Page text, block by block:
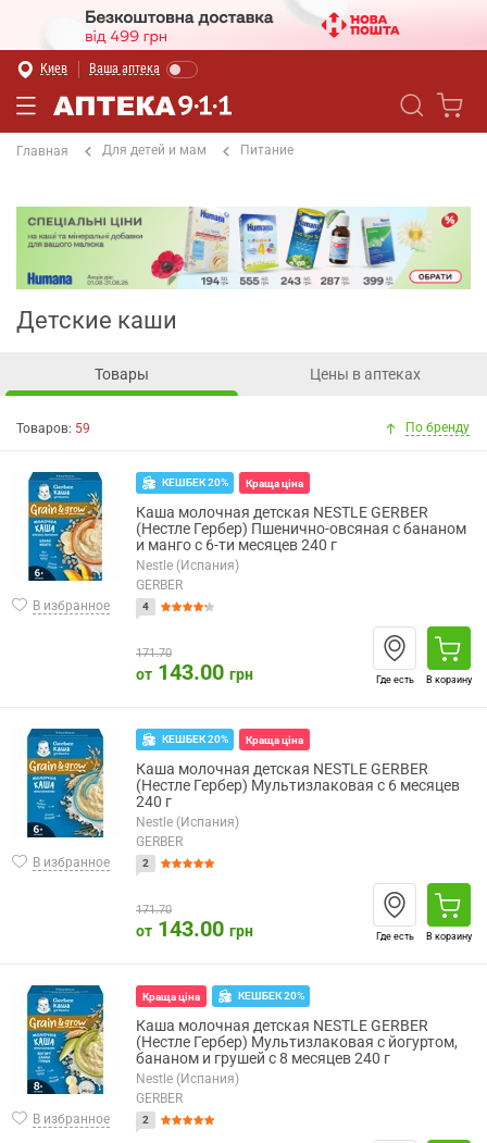
Киев Ваша аптека
Главная Для детей и мам Питание
Детские каши
Товары Цены в аптеках
Товаров: 59 По бренду
В избранное
КЕШБЕК 20% Краща ціна
Каша молочная детская NESTLE GERBER
(Нестле Гербер) Пшенично-овсяная с бананом
и манго с 6-ти месяцев 240 г
Nestle (Испания)
GERBER
4
171.70
от 143.00 грн Где есть В корзину
В избранное
КЕШБЕК 20% Краща ціна
Каша молочная детская NESTLE GERBER
(Нестле Гербер) Мультизлаковая с 6 месяцев
240 г
Nestle (Испания)
GERBER
2
171.70
от 143.00 грн Где есть В корзину
В избранное
Краща ціна КЕШБЕК 20%
Каша молочная детская NESTLE GERBER
(Нестле Гербер) Мультизлаковая с йогуртом,
бананом и грушей с 8 месяцев 240 г
Nestle (Испания)
GERBER
2